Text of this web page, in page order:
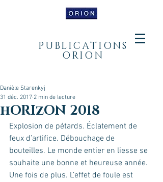
PUBLICATIONS
ORION
hORIzON 2018
Danièle Starenkyj
31 déc. 2017 2 min de lecture
Explosion de pétards. Éclatement de
feux d’artifice. Débouchage de
bouteilles. Le monde entier en liesse se
souhaite une bonne et heureuse année.
Une fois de plus. L’effet de foule est